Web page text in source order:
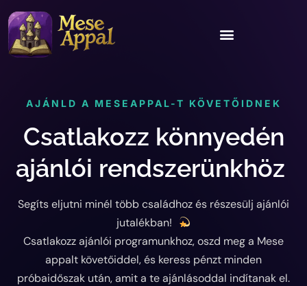
AJÁNLD A MESEAPPAL-T KÖVETŐIDNEK
Csatlakozz könnyedén
ajánlói rendszerünkhöz
Segíts eljutni minél több családhoz és részesülj ajánlói
jutalékban!
Csatlakozz ajánlói programunkhoz, oszd meg a Mese
appalt követőiddel, és keress pénzt minden
próbaidőszak után, amit a te ajánlásoddal indítanak el.